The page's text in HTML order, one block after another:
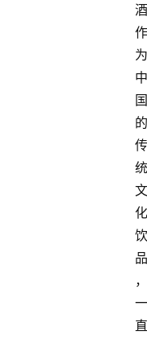
酒
作
为
中
国
的
传
统
文
化
饮
品
，
一
直